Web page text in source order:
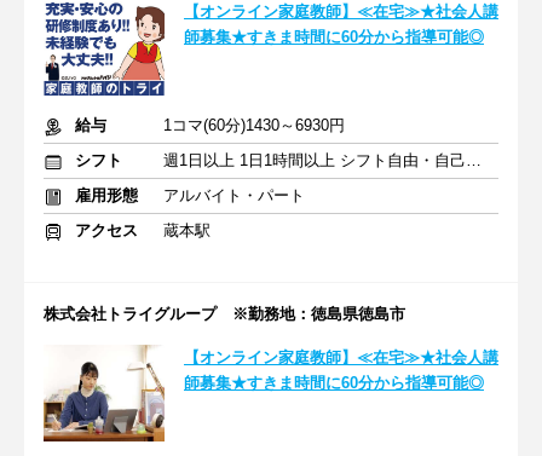
【オンライン家庭教師】≪在宅≫★社会人講
師募集★すきま時間に60分から指導可能◎
給与
1コマ(60分)1430～6930円
シフト
週1日以上 1日1時間以上 シフト自由・自己申告
雇用形態
アルバイト・パート
アクセス
蔵本駅
株式会社トライグループ ※勤務地：徳島県徳島市
【オンライン家庭教師】≪在宅≫★社会人講
師募集★すきま時間に60分から指導可能◎